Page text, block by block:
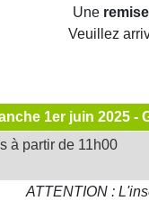
Une
Veuillez
1er juin 2025 -
à partir de 11h00
ATTENTION :